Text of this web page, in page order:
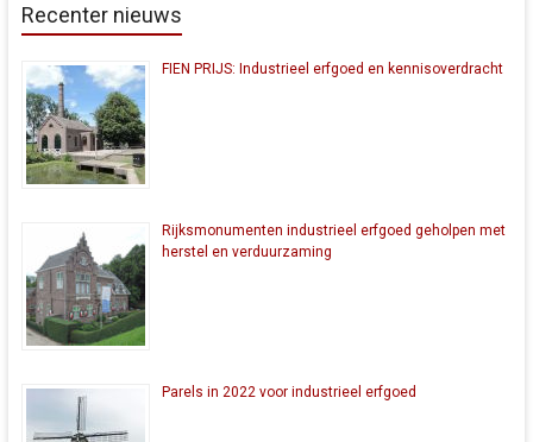
Recenter nieuws
FIEN PRIJS: Industrieel erfgoed en kennisoverdracht
Rijksmonumenten industrieel erfgoed geholpen met
herstel en verduurzaming
Parels in 2022 voor industrieel erfgoed